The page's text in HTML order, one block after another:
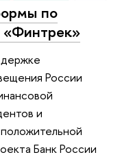
по
«Финтрек»
России
и
Банк России